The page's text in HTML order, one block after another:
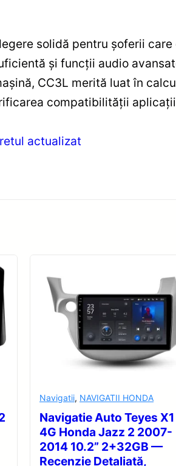
solidă pentru şoferii
şi funcţii audio
CC3L merită luat în
compatibilităţii
actualizat
Navigatii, NAVIGATII HONDA
Navigatie Auto Teyes X1
4G Honda Jazz 2 2007-
2014 10.2” 2+32GB —
Recenzie Detaliată,